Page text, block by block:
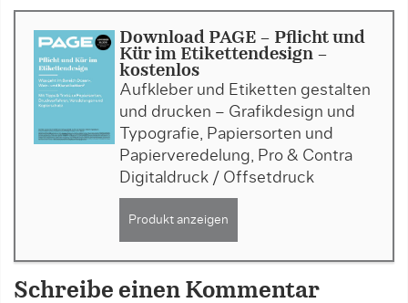
Download PAGE - Pflicht und
Kür im Etikettendesign -
kostenlos
Aufkleber und Etiketten gestalten
und drucken – Grafikdesign und
Typografie, Papiersorten und
Papierveredelung, Pro & Contra
Digitaldruck / Offsetdruck
Produkt anzeigen
Schreibe einen Kommentar